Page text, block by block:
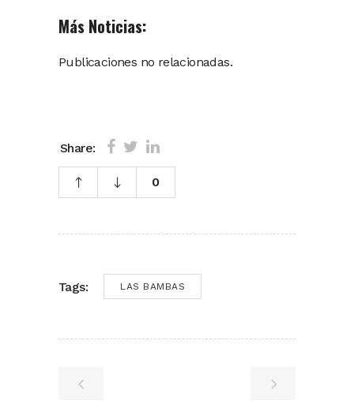
Más Noticias:
Publicaciones no relacionadas.
Share:
0
Tags: LAS BAMBAS